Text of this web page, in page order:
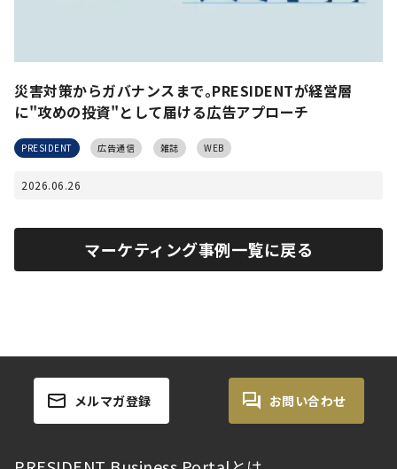
災害対策からガバナンスまで｡PRESIDENTが経営層
に"攻めの投資"として届ける広告アプローチ
PRESIDENT 広告通信 雑誌 WEB
2026.06.26
マーケティング事例一覧に戻る
メルマガ登録 お問い合わせ